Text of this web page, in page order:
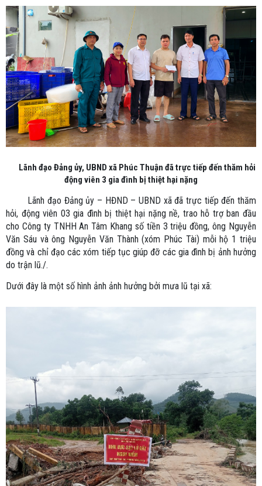
Lãnh đạo Đảng ủy, UBND xã Phúc Thuận đã trực tiếp đến thăm hỏi
động viên 3 gia đình bị thiệt hại nặng
Lãnh đạo Đảng ủy – HĐND – UBND xã đã trực tiếp đến thăm
hỏi, động viên 03 gia đình bị thiệt hại nặng nề, trao hỗ trợ ban đầu
cho Công ty TNHH An Tâm Khang số tiền 3 triệu đồng, ông Nguyễn
Văn Sáu và ông Nguyễn Văn Thành (xóm Phúc Tài) mỗi hộ 1 triệu
đồng và chỉ đạo các xóm tiếp tục giúp đỡ các gia đình bị ảnh hưởng
do trận lũ./.
Dưới đây là một số hình ảnh ảnh hưởng bởi mưa lũ tại xã: